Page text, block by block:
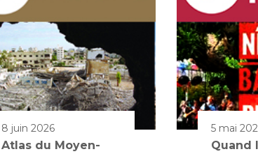
8 juin 2026
Atlas du Moyen-
5 mai
Quand